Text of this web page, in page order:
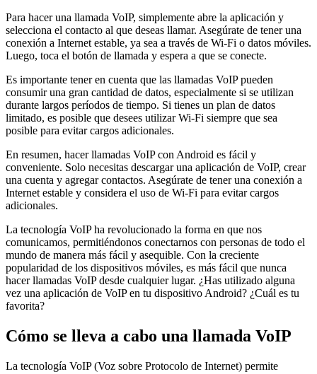
Para hacer una llamada VoIP, simplemente abre la aplicación y
selecciona el contacto al que deseas llamar. Asegúrate de tener una
conexión a Internet estable, ya sea a través de Wi-Fi o datos móviles.
Luego, toca el botón de llamada y espera a que se conecte.
Es importante tener en cuenta que las llamadas VoIP pueden
consumir una gran cantidad de datos, especialmente si se utilizan
durante largos períodos de tiempo. Si tienes un plan de datos
limitado, es posible que desees utilizar Wi-Fi siempre que sea
posible para evitar cargos adicionales.
En resumen, hacer llamadas VoIP con Android es fácil y
conveniente. Solo necesitas descargar una aplicación de VoIP, crear
una cuenta y agregar contactos. Asegúrate de tener una conexión a
Internet estable y considera el uso de Wi-Fi para evitar cargos
adicionales.
La tecnología VoIP ha revolucionado la forma en que nos
comunicamos, permitiéndonos conectarnos con personas de todo el
mundo de manera más fácil y asequible. Con la creciente
popularidad de los dispositivos móviles, es más fácil que nunca
hacer llamadas VoIP desde cualquier lugar. ¿Has utilizado alguna
vez una aplicación de VoIP en tu dispositivo Android? ¿Cuál es tu
favorita?
Cómo se lleva a cabo una llamada VoIP
La tecnología VoIP (Voz sobre Protocolo de Internet) permite